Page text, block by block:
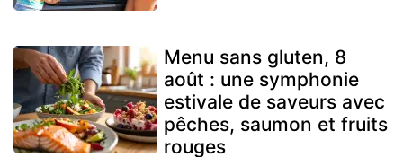
Menu sans gluten, 8
août : une symphonie
estivale de saveurs avec
pêches, saumon et fruits
rouges